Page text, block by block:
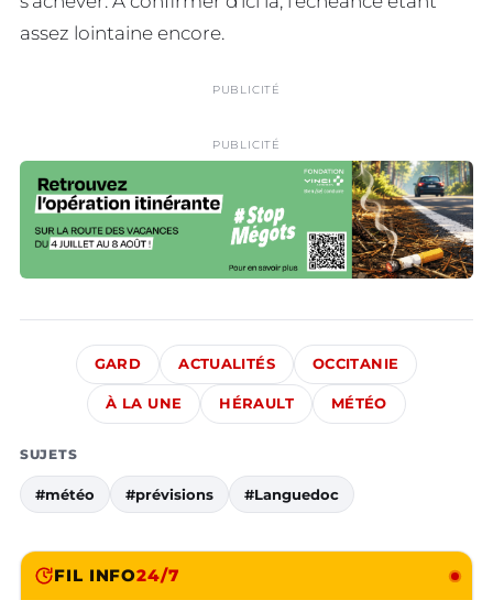
assez lointaine encore.
PUBLICITÉ
PUBLICITÉ
GARD ACTUALITÉS OCCITANIE
À LA UNE HÉRAULT MÉTÉO
SUJETS
#météo #prévisions #Languedoc
FIL INFO24/7